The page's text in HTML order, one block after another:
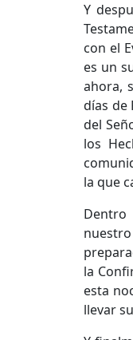
Y
con el
es un
ahora,
días de
del
los
la que
Dentro
la
esta
llevar